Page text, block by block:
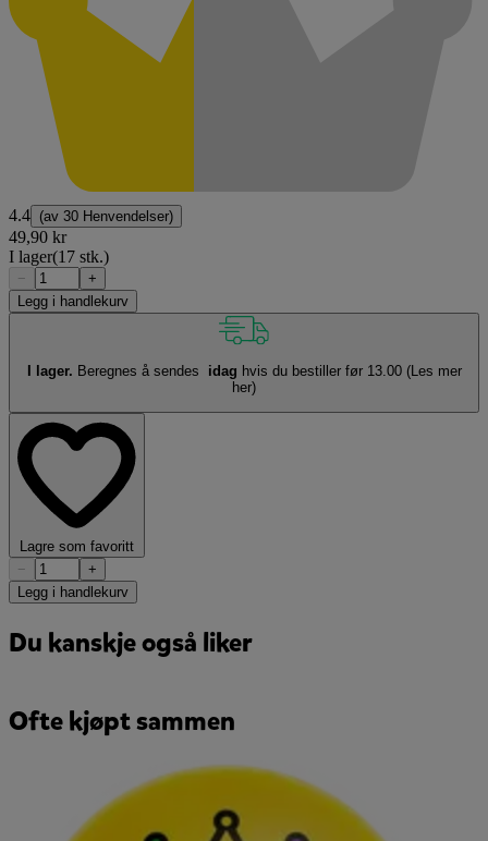
4.4 (av 30 Henvendelser)
49,90 kr
I lager(17 stk.)
−
+
Legg i handlekurv
I lager. Beregnes å sendes idag hvis du bestiller før 13.00 (Les mer
her)
Lagre som favoritt
−
+
Legg i handlekurv
Du kanskje også liker
Ofte kjøpt sammen